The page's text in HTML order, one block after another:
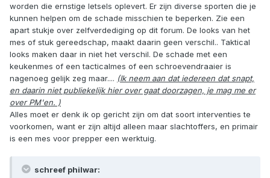
worden die ernstige letsels oplevert. Er zijn diverse sporten die je
kunnen helpen om de schade misschien te beperken. Zie een
apart stukje over zelfverdediging op dit forum. De looks van het
mes of stuk gereedschap, maakt daarin geen verschil.. Taktical
looks maken daar in niet het verschil. De schade met een
keukenmes of een tacticalmes of een schroevendraaier is
nagenoeg gelijk zeg maar.... (Ik neem aan dat iedereen dat snapt,
en daarin niet publiekelijk hier over gaat doorzagen, je mag me er
over PM'en. )
Alles moet er denk ik op gericht zijn om dat soort interventies te
voorkomen, want er zijn altijd alleen maar slachtoffers, en primair
is een mes voor prepper een werktuig.
schreef philwar: